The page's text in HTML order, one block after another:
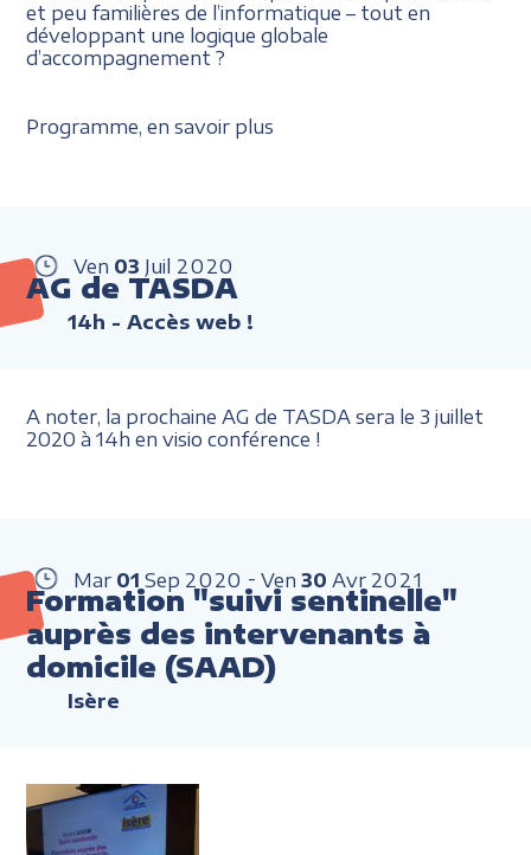
et peu familières de l’informatique – tout en
développant une logique globale
d’accompagnement ?
Programme, en savoir plus
Ven 03 Juil 2020
AG de TASDA
14h - Accès web !
A noter, la prochaine AG de TASDA sera le 3 juillet
2020 à 14h en visio conférence !
Mar 01 Sep 2020 Ven 30 Avr 2021
Formation "suivi sentinelle"
auprès des intervenants à
domicile (SAAD)
Isère